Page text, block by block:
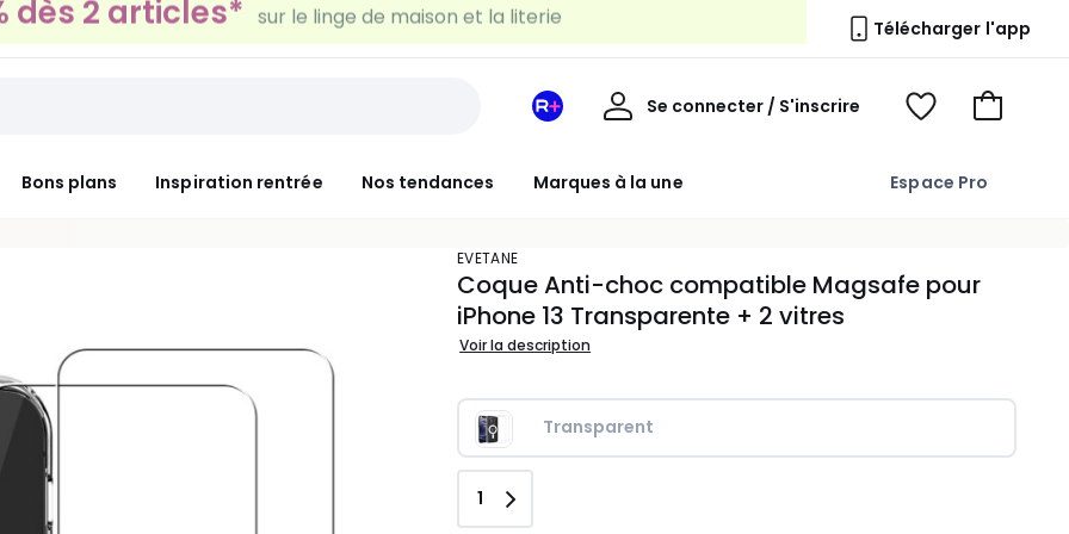
tous les 100€* sur le meuble & la déco
Télécharger l'app
Bons plans Inspiration rentrée Nos tendances Marques à la une Espace Pro
Mon
Redoute
Se connecter / S'inscrire
Mon
Voir
Voir
EVETANE
Coque Anti-choc compatible Magsafe pour
iPhone 13 Transparente + 2 vitres
Voir la description
Transparent
Quantité
1